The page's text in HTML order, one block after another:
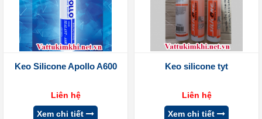
Keo Silicone Apollo A600
Liên hệ
Xem chi tiết
Keo silicone tyt
Liên hệ
Xem chi tiết